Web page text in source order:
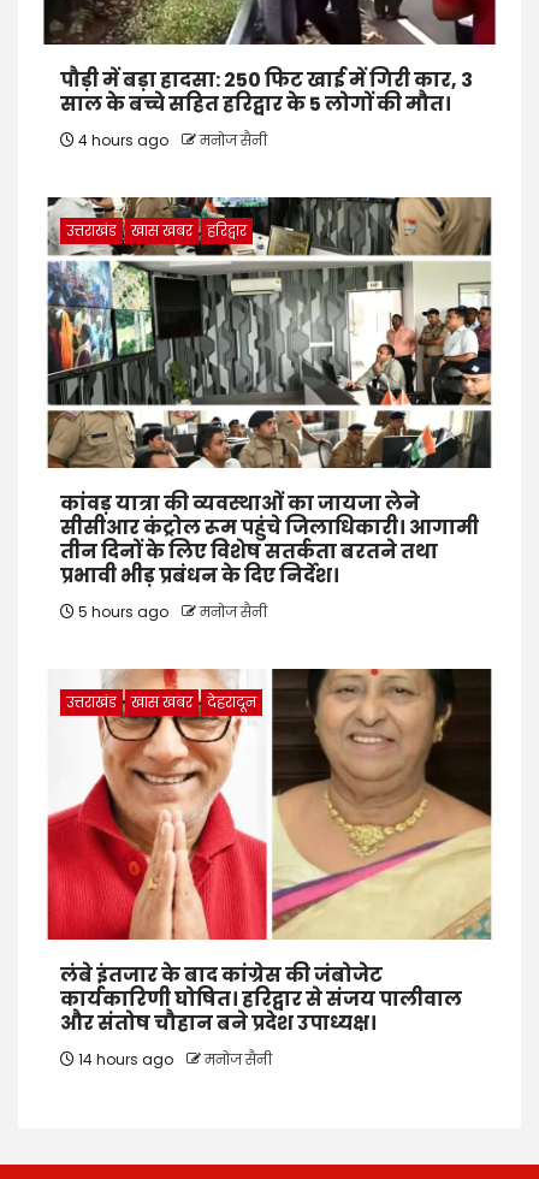
पौड़ी में बड़ा हादसा: 250 फिट खाई में गिरी कार, 3
साल के बच्चे सहित हरिद्वार के 5 लोगों की मौत।
4 hours ago मनोज सैनी
उत्तराखंड खास खबर हरिद्वार
कांवड़ यात्रा की व्यवस्थाओं का जायजा लेने
सीसीआर कंट्रोल रूम पहुंचे जिलाधिकारी। आगामी
तीन दिनों के लिए विशेष सतर्कता बरतने तथा
प्रभावी भीड़ प्रबंधन के दिए निर्देश।
5 hours ago मनोज सैनी
उत्तराखंड खास खबर देहरादून
लंबे इंतजार के बाद कांग्रेस की जंबोजेट
कार्यकारिणी घोषित। हरिद्वार से संजय पालीवाल
और संतोष चौहान बने प्रदेश उपाध्यक्ष।
14 hours ago मनोज सैनी